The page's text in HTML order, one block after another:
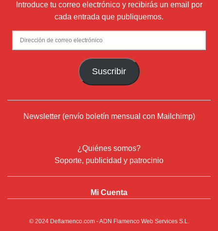
Introduce tu correo electrónico y recibirás un email por
cada entrada que publiquemos.
Dirección
de
Suscribir
Newsletter (envío boletín mensual con Mailchimp)
¿Quiénes somos?
Soporte, publicidad y patrocinio
Mi Cuenta
© 2024 Deflamenco.com- ADN Flamenco Web Services S.L.